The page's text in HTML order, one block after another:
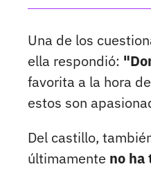
Una de los
ella respondió:
favorita a la hora
estos son
Del castillo,
últimamente no ha